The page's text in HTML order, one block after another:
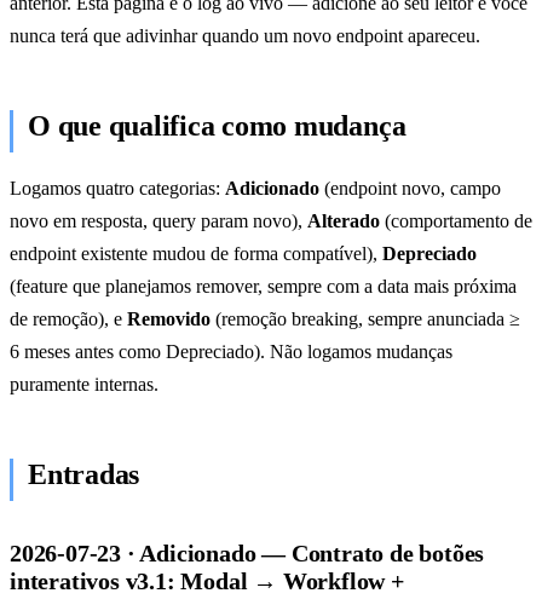
nunca terá que adivinhar quando um novo endpoint apareceu.
O que qualifica como mudança
Logamos quatro categorias: Adicionado (endpoint novo, campo
novo em resposta, query param novo), Alterado (comportamento de
endpoint existente mudou de forma compatível), Depreciado
(feature que planejamos remover, sempre com a data mais próxima
de remoção), e Removido (remoção breaking, sempre anunciada ≥
6 meses antes como Depreciado). Não logamos mudanças
puramente internas.
Entradas
2026-07-23 · Adicionado — Contrato de botões
interativos v3.1: Modal → Workflow +